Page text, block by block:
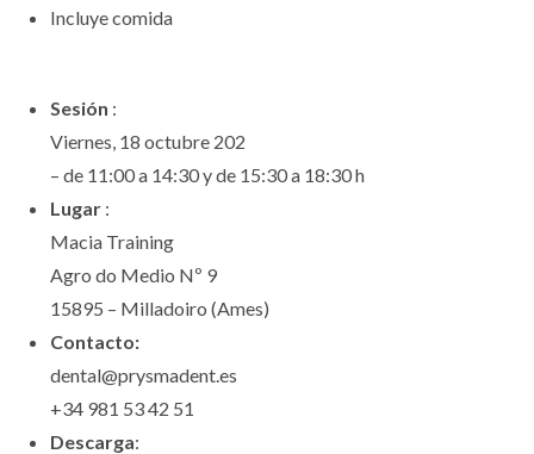
Incluye comida
Sesión :
Viernes, 18 octubre 202
– de 11:00 a 14:30 y de 15:30 a 18:30 h
Lugar :
Macia Training
Agro do Medio Nº 9
15895 – Milladoiro (Ames)
Contacto:
dental@prysmadent.es
+34 981 53 42 51
Descarga: